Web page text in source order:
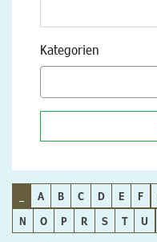
Kategorien
A B C D E F
N
O P R S T U